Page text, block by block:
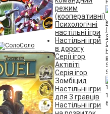
Соло
режим
(кооперативні)
Психологічні
настільні ігри
Настільні ігри
в дорогу
Серії ігор
Актівіті
Серія ігор
Зомбіцид
Настільні ігри
для 3 гравців
Настільні ігри